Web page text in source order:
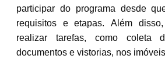
participar do programa desde
requisitos e etapas. Além
realizar tarefas, como coleta
documentos e vistorias, nos